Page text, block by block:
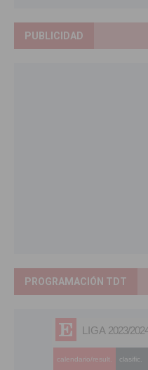
PUBLICIDAD
PROGRAMACIÓN TDT